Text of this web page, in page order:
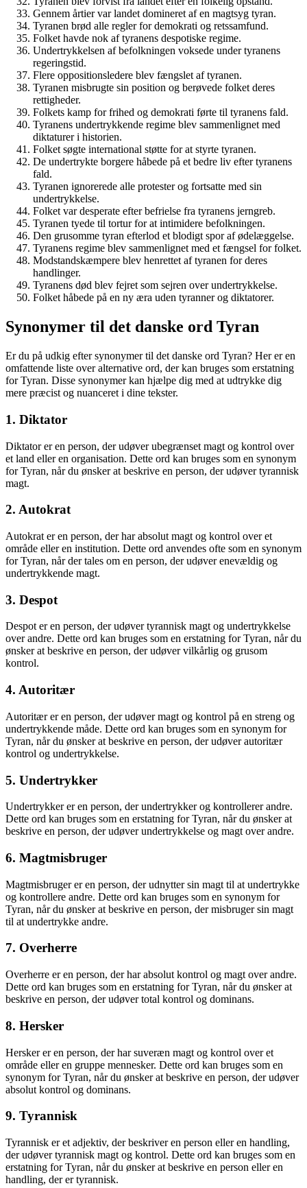
Gennem årtier var landet domineret af en magtsyg tyran.
Tyranen brød alle regler for demokrati og retssamfund.
Folket havde nok af tyranens despotiske regime.
Undertrykkelsen af befolkningen voksede under tyranens
regeringstid.
Flere oppositionsledere blev fængslet af tyranen.
Tyranen misbrugte sin position og berøvede folket deres
rettigheder.
Folkets kamp for frihed og demokrati førte til tyranens fald.
Tyranens undertrykkende regime blev sammenlignet med
diktaturer i historien.
Folket søgte international støtte for at styrte tyranen.
De undertrykte borgere håbede på et bedre liv efter tyranens
fald.
Tyranen ignorerede alle protester og fortsatte med sin
undertrykkelse.
Folket var desperate efter befrielse fra tyranens jerngreb.
Tyranen tyede til tortur for at intimidere befolkningen.
Den grusomme tyran efterlod et blodigt spor af ødelæggelse.
Tyranens regime blev sammenlignet med et fængsel for folket.
Modstandskæmpere blev henrettet af tyranen for deres
handlinger.
Tyranens død blev fejret som sejren over undertrykkelse.
Folket håbede på en ny æra uden tyranner og diktatorer.
Synonymer til det danske ord Tyran
Er du på udkig efter synonymer til det danske ord Tyran? Her er en
omfattende liste over alternative ord, der kan bruges som erstatning
for Tyran. Disse synonymer kan hjælpe dig med at udtrykke dig
mere præcist og nuanceret i dine tekster.
1. Diktator
Diktator er en person, der udøver ubegrænset magt og kontrol over
et land eller en organisation. Dette ord kan bruges som en synonym
for Tyran, når du ønsker at beskrive en person, der udøver tyrannisk
magt.
2. Autokrat
Autokrat er en person, der har absolut magt og kontrol over et
område eller en institution. Dette ord anvendes ofte som en synonym
for Tyran, når der tales om en person, der udøver enevældig og
undertrykkende magt.
3. Despot
Despot er en person, der udøver tyrannisk magt og undertrykkelse
over andre. Dette ord kan bruges som en erstatning for Tyran, når du
ønsker at beskrive en person, der udøver vilkårlig og grusom
kontrol.
4. Autoritær
Autoritær er en person, der udøver magt og kontrol på en streng og
undertrykkende måde. Dette ord kan bruges som en synonym for
Tyran, når du ønsker at beskrive en person, der udøver autoritær
kontrol og undertrykkelse.
5. Undertrykker
Undertrykker er en person, der undertrykker og kontrollerer andre.
Dette ord kan bruges som en erstatning for Tyran, når du ønsker at
beskrive en person, der udøver undertrykkelse og magt over andre.
6. Magtmisbruger
Magtmisbruger er en person, der udnytter sin magt til at undertrykke
og kontrollere andre. Dette ord kan bruges som en synonym for
Tyran, når du ønsker at beskrive en person, der misbruger sin magt
til at undertrykke andre.
7. Overherre
Overherre er en person, der har absolut kontrol og magt over andre.
Dette ord kan bruges som en erstatning for Tyran, når du ønsker at
beskrive en person, der udøver total kontrol og dominans.
8. Hersker
Hersker er en person, der har suveræn magt og kontrol over et
område eller en gruppe mennesker. Dette ord kan bruges som en
synonym for Tyran, når du ønsker at beskrive en person, der udøver
absolut kontrol og dominans.
9. Tyrannisk
Tyrannisk er et adjektiv, der beskriver en person eller en handling,
der udøver tyrannisk magt og kontrol. Dette ord kan bruges som en
erstatning for Tyran, når du ønsker at beskrive en person eller en
handling, der er tyrannisk.